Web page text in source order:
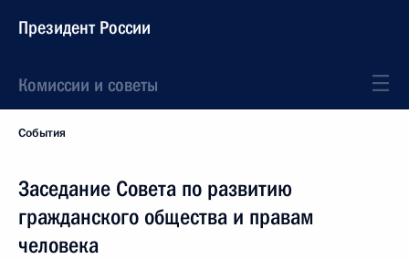
Президент России
Комиссии и советы
События
Заседание Совета по развитию
гражданского общества и правам
человека